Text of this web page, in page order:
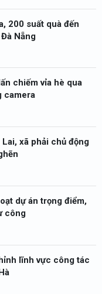
200 suất quà đến
Nẵng
chiếm vỉa hè qua
camera
xã phải chủ động
dự án trọng điểm,
công
lĩnh vực công tác